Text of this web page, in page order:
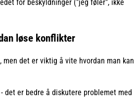
for beskyldninger ("jeg føler", ikke
løse konflikter
men det er viktig å vite hvordan man kan
det er bedre å diskutere problemet med